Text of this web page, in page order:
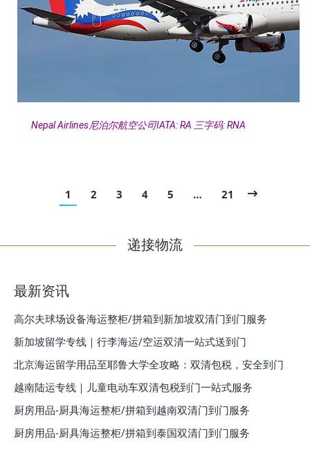
Nepal Airlines尼泊尔航空公司IATA: RA 三字码: RNA
1 2 3 4 5 … 21
递接物流
最新资讯
高尔夫球场设备海运整柜/拼箱到新加坡双清门到门服务
新加坡留学专线｜行李海运/空运双清一站式送到门
北京海运留学用品至耶鲁大学全攻略：双清包税，安全到门
越南陆运专线｜儿童电动车双清包税到门一站式服务
厨房用品-厨具海运整柜/拼箱到越南双清门到门服务
厨房用品-厨具海运整柜/拼箱到泰国双清门到门服务